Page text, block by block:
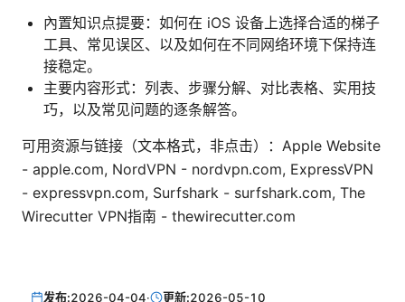
內置知识点提要：如何在 iOS 设备上选择合适的梯子
工具、常见误区、以及如何在不同网络环境下保持连
接稳定。
主要内容形式：列表、步骤分解、对比表格、实用技
巧，以及常见问题的逐条解答。
可用资源与链接（文本格式，非点击）：Apple Website
- apple.com, NordVPN - nordvpn.com, ExpressVPN
- expressvpn.com, Surfshark - surfshark.com, The
Wirecutter VPN指南 - thewirecutter.com
发布:2026-04-04· 更新:2026-05-10